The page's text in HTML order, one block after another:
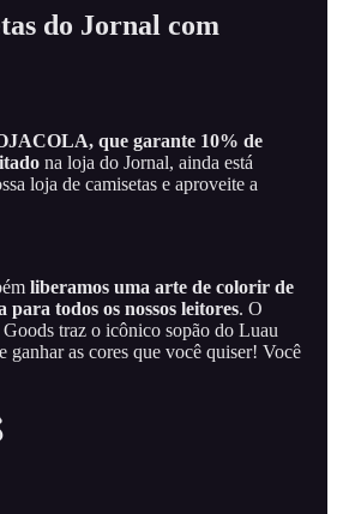
do Jornal com
que garante 10% de
na loja do Jornal, ainda está
loja de camisetas e aproveite a
liberamos uma arte de colorir de
todos os nossos leitores. O
traz o icônico sopão do Luau
ganhar as cores que você quiser! Você